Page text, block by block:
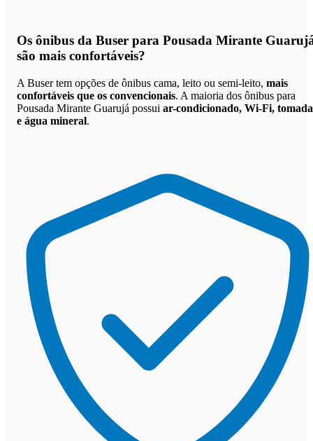
Os ônibus da Buser para Pousada Mirante
são mais confortáveis?
A Buser tem opções de ônibus cama, leito ou semi-leito, mais
confortáveis que os convencionais. A maioria dos ônibus para
Pousada Mirante Guarujá possui ar-condicionado, Wi-Fi,
e água mineral.